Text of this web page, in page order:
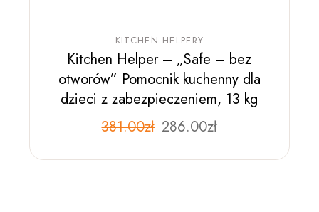
KITCHEN HELPERY
Kitchen Helper – „Safe – bez
otworów” Pomocnik kuchenny dla
dzieci z zabezpieczeniem, 13 kg
381.00zł 286.00zł